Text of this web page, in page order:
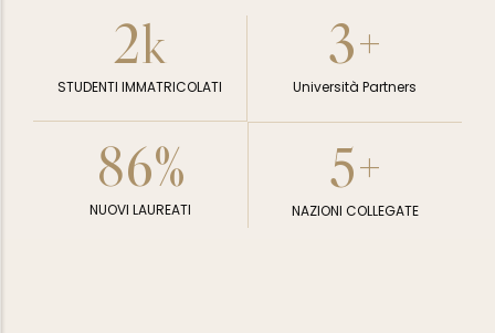
STUDENTI IMMATRICOLATI
2k
Università Partners
3+
NUOVI LAUREATI
86%
NAZIONI COLLEGATE
5+